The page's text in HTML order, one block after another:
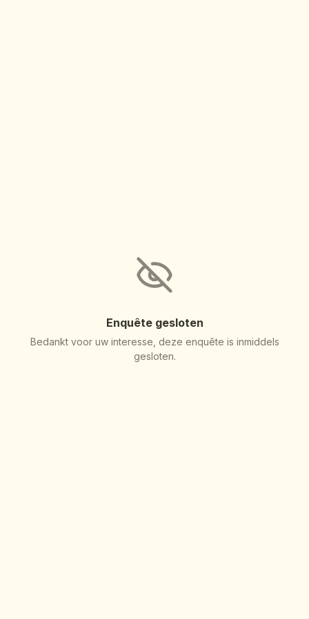
Enquête gesloten
Bedankt voor uw interesse, deze enquête is inmiddels
gesloten.